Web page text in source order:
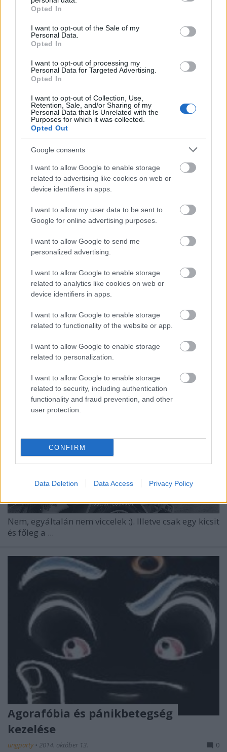
grant or deny consent to Google and its third-party tags to
use your data for below specified purposes in below Google
consent section.
Opted In
I want to opt-out of the Sale of my
Personal Data.
Opted In
I want to opt-out of processing my
Personal Data for Targeted Advertising.
Opted In
I want to opt-out of Collection, Use,
Retention, Sale, and/or Sharing of my
Personal Data that Is Unrelated with the
Purposes for which it was collected.
Opted Out
Google consents
I want to allow Google to enable storage
related to advertising like cookies on web or
device identifiers in apps.
I want to allow my user data to be sent to
Google for online advertising purposes.
I want to allow Google to send me
personalized advertising.
I want to allow Google to enable storage
related to analytics like cookies on web or
device identifiers in apps.
I want to allow Google to enable storage
related to functionality of the website or app.
I want to allow Google to enable storage
related to personalization.
I want to allow Google to enable storage
related to security, including authentication
functionality and fraud prevention, and other
user protection.
CONFIRM
Data Deletion Data Access Privacy Policy
PR-cikkek, vagyis a közönséggel való kommunikáció
céljából írt sajtóközlemények, ...
Meztelen nők optimalizálása, PR
ungparty
pontosabban: pucér nők szerepe a kreatív
honlapoptimalizálásban: PR-cikk :)
Nem, egyáltalán nem viccelek :). Illetve csak egy kicsit
és főleg a ...
Agorafóbia és pánikbetegség
kezelése
ungparty • 2014. október 13. 0